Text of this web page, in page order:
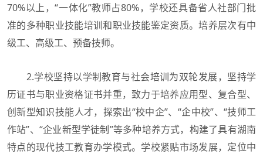
70%以上，“一体化”教师占80%，学校还具备省人社部门批
准的多种职业技能培训和职业技能鉴定资质。培养层次有中
级工、高级工、预备技师。
2.学校坚持以学制教育与社会培训为双轮发展，坚持学
历证书与职业资格证书并重，致力于培养应用型、复合型、
创新型知识技能人才，探索出“校中企”、“企中校”、“技师工
作站”、“企业新型学徒制”等多种培养方式，构建了具有湖南
特点的现代技工教育办学模式。学校紧贴市场发展，定位中